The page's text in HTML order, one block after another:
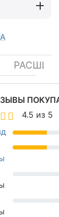
4.5 из 5